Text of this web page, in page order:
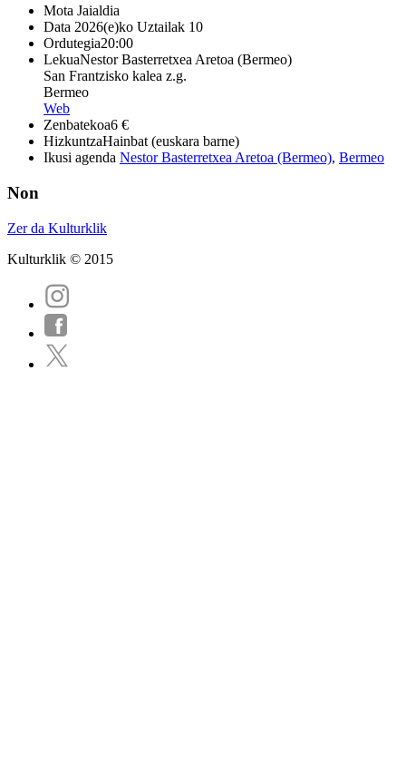
Mota Jaialdia
Data 2026(e)ko Uztailak 10
Ordutegia20:00
LekuaNestor Basterretxea Aretoa (Bermeo)
San Frantzisko kalea z.g.
Bermeo
Web
Zenbatekoa6 €
HizkuntzaHainbat (euskara barne)
Ikusi agenda Nestor Basterretxea Aretoa (Bermeo), Bermeo
Non
Zer da Kulturklik
Kulturklik © 2015